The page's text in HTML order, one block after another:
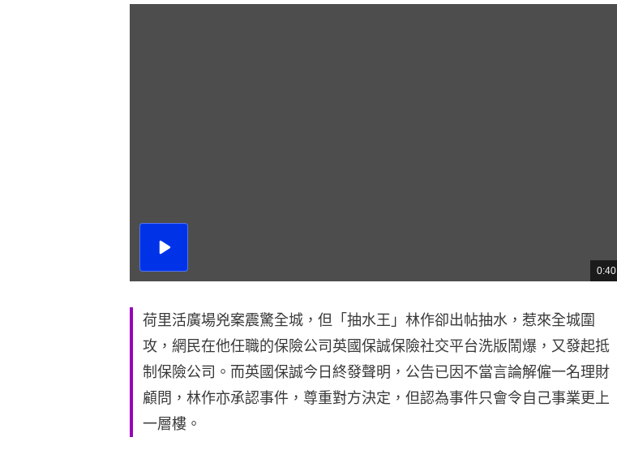
播
總
共
0:40
荷里活廣場兇案震驚全城，但「抽水王」林作卻出帖抽水，惹來全城圍
攻，網民在他任職的保險公司英國保誠保險社交平台洗版鬧爆，又發起抵
制保險公司。而英國保誠今日終發聲明，公告已因不當言論解僱一名理財
顧問，林作亦承認事件，尊重對方決定，但認為事件只會令自己事業更上
一層樓。